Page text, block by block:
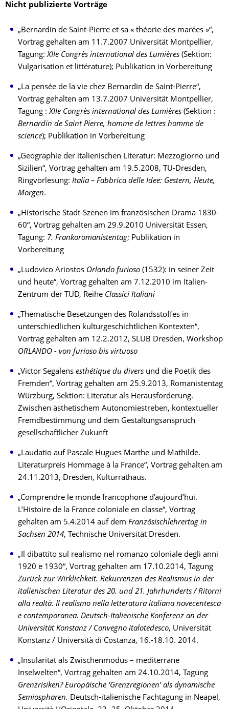
Nicht publizierte Vorträge
„Bernardin de Saint-Pierre et sa « théorie des marées »“,
Vortrag gehalten am 11.7.2007 Universität Montpellier,
Tagung:XIIe Congrès international des Lumières (Sektion:
Vulgarisation et littérature); Publikation in Vorbereitung
„La pensée de la vie chez Bernardin de Saint-Pierre“,
Vortrag gehalten am 13.7.2007 Universität Montpellier,
Tagung :XIIe Congrès international des Lumières (Sektion :
Bernardin de Saint Pierre, homme de lettres homme de
science); Publikation in Vorbereitung
„Geographie der italienischen Literatur: Mezzogiorno und
Sizilien“, Vortrag gehalten am 19.5.2008, TU-Dresden,
Ringvorlesung: Italia – Fabbrica delle Idee: Gestern, Heute,
Morgen.
„Historische Stadt-Szenen im französischen Drama 1830-
60“, Vortrag gehalten am 29.9.2010 Universität Essen,
Tagung: 7. Frankoromanistentag; Publikation in
Vorbereitung
„Ludovico Ariostos Orlando furioso (1532): in seiner Zeit
und heute“, Vortrag gehalten am 7.12.2010 im Italien-
Zentrum der TUD, Reihe Classici Italiani
„Thematische Besetzungen des Rolandsstoffes in
unterschiedlichen kulturgeschichtlichen Kontexten“,
Vortrag gehalten am 12.2.2012, SLUB Dresden, Workshop
ORLANDO - von furioso bis virtuoso
„Victor Segalens esthétique du divers und die Poetik des
Fremden“, Vortrag gehalten am 25.9.2013, Romanistentag
Würzburg, Sektion: Literatur als Herausforderung.
Zwischen ästhetischem Autonomiestreben, kontextueller
Fremdbestimmung und dem Gestaltungsanspruch
gesellschaftlicher Zukunft
„Laudatio auf Pascale Hugues Marthe und Mathilde.
Literaturpreis Hommage à la France“, Vortrag gehalten am
24.11.2013, Dresden, Kulturrathaus.
„Comprendre le monde francophone d’aujourd’hui.
L’Histoire de la France coloniale en classe“, Vortrag
gehalten am 5.4.2014 auf dem Französischlehrertag in
Sachsen 2014, Technische Universität Dresden.
„Il dibattito sul realismo nel romanzo coloniale degli anni
1920 e 1930“, Vortrag gehalten am 17.10.2014, Tagung
Zurück zur Wirklichkeit. Rekurrenzen des Realismus in der
italienischen Literatur des 20. und 21. Jahrhunderts / Ritorni
alla realtà. Il realismo nella letteratura italiana novecentesca
e contemporanea. Deutsch-Italienische Konferenz an der
Universität Konstanz / Convegno italotedesco, Universität
Konstanz / Università di Costanza, 16.-18.10. 2014.
„Insularität als Zwischenmodus – mediterrane
Inselwelten“, Vortrag gehalten am 24.10.2014, Tagung
Grenzrisiken? Europäische ‘Grenzregionen’ als dynamische
Semiosphären. Deutsch-italienische Fachtagung in Neapel,